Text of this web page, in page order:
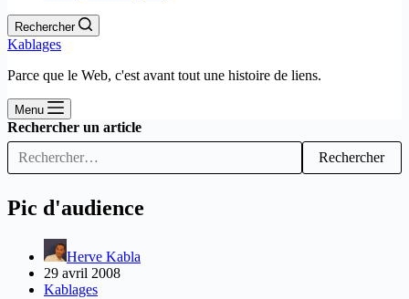
Rechercher
Kablages
Parce que le Web, c'est avant tout une histoire de liens.
Menu
Rechercher un article
Rechercher
Pic d'audience
Herve Kabla
29 avril 2008
Kablages